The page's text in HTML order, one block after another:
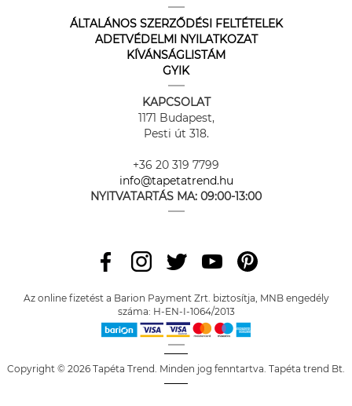
ÁLTALÁNOS SZERZŐDÉSI FELTÉTELEK
ADETVÉDELMI NYILATKOZAT
KÍVÁNSÁGLISTÁM
GYIK
KAPCSOLAT
1171 Budapest,
Pesti út 318.
+36 20 319 7799
info@tapetatrend.hu
NYITVATARTÁS MA: 09:00-13:00
Az online fizetést a Barion Payment Zrt. biztosítja, MNB engedély
száma: H-EN-I-1064/2013
Copyright © 2026 Tapéta Trend. Minden jog fenntartva. Tapéta trend Bt.